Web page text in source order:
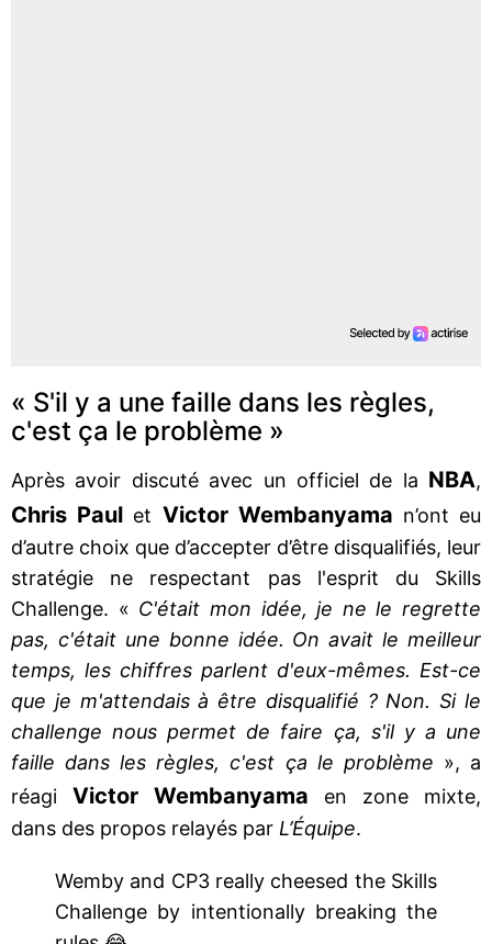
« S'il y a une faille dans les règles,
c'est ça le problème »
Après avoir discuté avec un officiel de la NBA,
Chris Paul et Victor Wembanyama n’ont eu
d’autre choix que d’accepter d’être disqualifiés, leur
stratégie ne respectant pas l'esprit du Skills
Challenge. « C'était mon idée, je ne le regrette
pas, c'était une bonne idée. On avait le meilleur
temps, les chiffres parlent d'eux-mêmes. Est-ce
que je m'attendais à être disqualifié ? Non. Si le
challenge nous permet de faire ça, s'il y a une
faille dans les règles, c'est ça le problème », a
réagi Victor Wembanyama
en zone mixte,
dans des propos relayés par L’Équipe.
Wemby and CP3 really cheesed the Skills
Challenge by intentionally breaking the